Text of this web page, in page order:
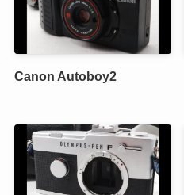
Canon Autoboy2